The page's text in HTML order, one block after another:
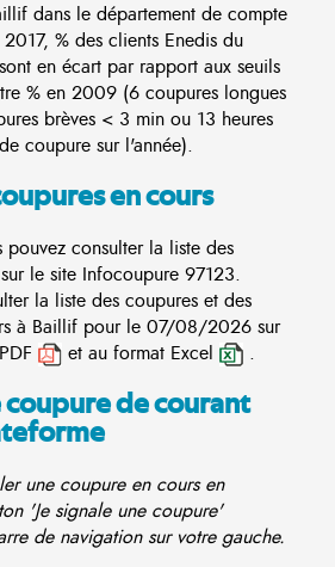
dans le département de compte
% des clients Enedis du
en écart par rapport aux seuils
% en 2009 (6 coupures longues
brèves < 3 min ou 13 heures
coupure sur l'année).
en cours
consulter la liste des
le site Infocoupure 97123.
la liste des coupures et des
à Baillif pour le 07/08/2026 sur
et au format Excel .
coupure de courant
une coupure en cours en
'Je signale une coupure'
de navigation sur votre gauche.